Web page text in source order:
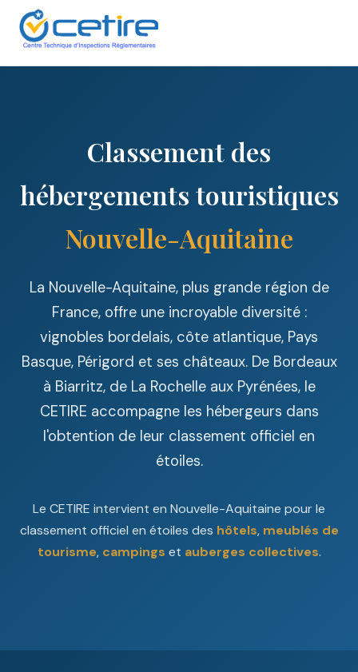
Classement des
hébergements touristiques
Nouvelle-Aquitaine
La Nouvelle-Aquitaine, plus grande région de
France, offre une incroyable diversité :
vignobles bordelais, côte atlantique, Pays
Basque, Périgord et ses châteaux. De Bordeaux
à Biarritz, de La Rochelle aux Pyrénées, le
CETIRE accompagne les hébergeurs dans
l'obtention de leur classement officiel en
étoiles.
Le CETIRE intervient en Nouvelle-Aquitaine pour le
classement officiel en étoiles des hôtels, meublés de
tourisme, campings et auberges collectives.